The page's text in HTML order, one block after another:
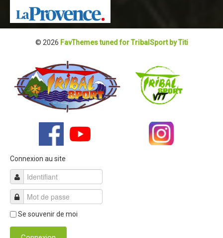
© 2026 FavThemes tuned for TribalSport by Titi
Connexion au site
Se souvenir de moi